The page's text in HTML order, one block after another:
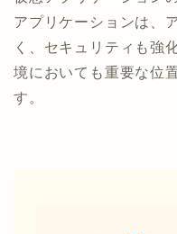
アプリケーションは、
く、セキュリティも強
境においても重要な位
す。